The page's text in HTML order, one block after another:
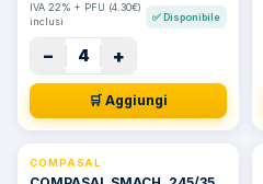
IVA 22% + PFU (4.30€)
inclusi
✅Disponibile
− 4 +
🛒 Aggiungi
COMPASAL